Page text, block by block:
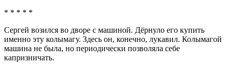
* * * * *
Сергей возился во дворе с машиной. Дёрнуло его купить
именно эту колымагу. Здесь он, конечно, лукавил. Колымагой
машина не была, но периодически позволяла себе
капризничать.